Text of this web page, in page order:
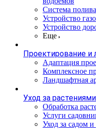
Система полива
Устройство
Устройство
Еще
Проектирование и
Адаптация
Комплексное
Ландшафтная
Уход за
Обработка
Услуги
Уход за садом